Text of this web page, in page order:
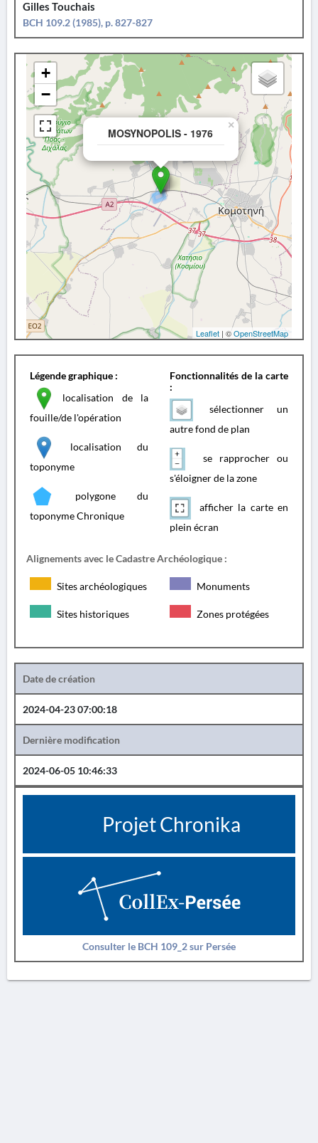
Gilles Touchais
BCH 109.2 (1985), p. 827-827
MOSYNOPOLIS - 1976
×
+
−
Leaflet | ©OpenStreetMap
Légende graphique :
localisation de la
fouille/de l'opération
localisation du
toponyme
polygone du
toponyme Chronique
Fonctionnalités de la carte
:
sélectionner un
autre fond de plan
se rapprocher ou
s'éloigner de la zone
afficher la carte en
plein écran
Alignements avec le Cadastre Archéologique :
Sites archéologiques Monuments
Sites historiques Zones protégées
Date de création
2024-04-23 07:00:18
Dernière modification
2024-06-05 10:46:33
Projet Chronika
Consulter le BCH 109_2 sur Persée